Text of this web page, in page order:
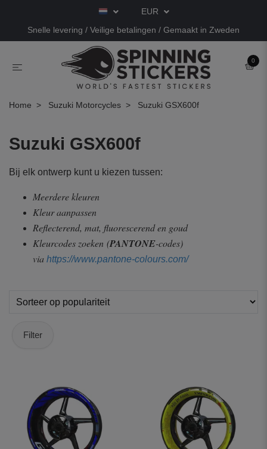
EUR
Snelle levering / Veilige betalingen / Gemaakt in Zweden
0
Home Suzuki Motorcycles Suzuki GSX600f
Suzuki GSX600f
Bij elk ontwerp kunt u kiezen tussen:
Meerdere kleuren
Kleur aanpassen
Reflecterend, mat, fluorescerend en goud
Kleurcodes zoeken (PANTONE-codes)
via https://www.pantone-colours.com/
Filter